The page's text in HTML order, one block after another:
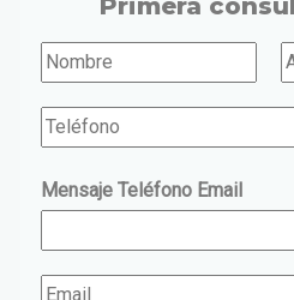
Primera
N
m
r
e
*
b
T
l
f
Mensaje Teléfono Email
E